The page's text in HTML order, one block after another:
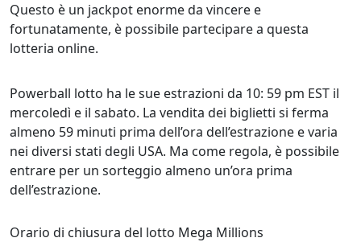
Questo è un jackpot enorme da vincere e
fortunatamente, è possibile partecipare a questa
lotteria online.
Powerball lotto ha le sue estrazioni da 10: 59 pm EST il
mercoledì e il sabato. La vendita dei biglietti si ferma
almeno 59 minuti prima dell’ora dell’estrazione e varia
nei diversi stati degli USA. Ma come regola, è possibile
entrare per un sorteggio almeno un’ora prima
dell’estrazione.
Orario di chiusura del lotto Mega Millions